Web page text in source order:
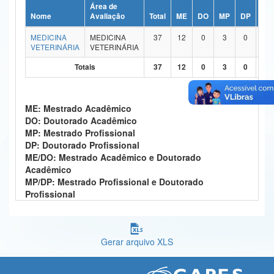
Ministério da Ciência, Tecnologia, Inovações e Comunicações
Ministério do Meio Ambiente
Controladoria-Geral da União
Ministério da Mulher, da Família e dos Direitos Humanos
Secretaria-Geral
Secretaria de Governo
Banco Central do Brasil
Nome
Área de
Avaliação
Total ME DO MP DP
MEDICINA
VETERINÁRIA
MEDICINA
VETERINÁRIA
37 12 0 3 0
Totais 37 12 0 3 0
ME: Mestrado Acadêmico
DO: Doutorado Acadêmico
MP: Mestrado Profissional
DP: Doutorado Profissional
ME/DO: Mestrado Acadêmico e Doutorado
Acadêmico
MP/DP: Mestrado Profissional e Doutorado
Profissional
Gerar arquivo XLS